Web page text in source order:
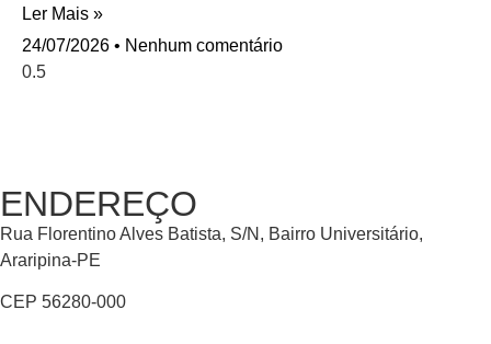
Ler Mais »
24/07/2026
Nenhum comentário
ENDEREÇO
Rua Florentino Alves Batista, S/N, Bairro Universitário,
Araripina-PE
CEP 56280-000